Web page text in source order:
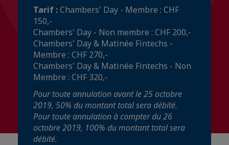
Tarif :Chambers' Day - Membre : CHF
150,-
Chambers' Day - Non membre : CHF 200,-
Chambers' Day & Matinée Fintechs -
Membre : CHF 270,-
Chambers' Day & Matinée Fintechs - Non
Membre : CHF 320,-
Pour toute annulation avant le 25 octobre
2019, 50% du montant total sera débité.
Pour toute annulation à compter du 26
octobre 2019, 100% du montant total sera
débité.